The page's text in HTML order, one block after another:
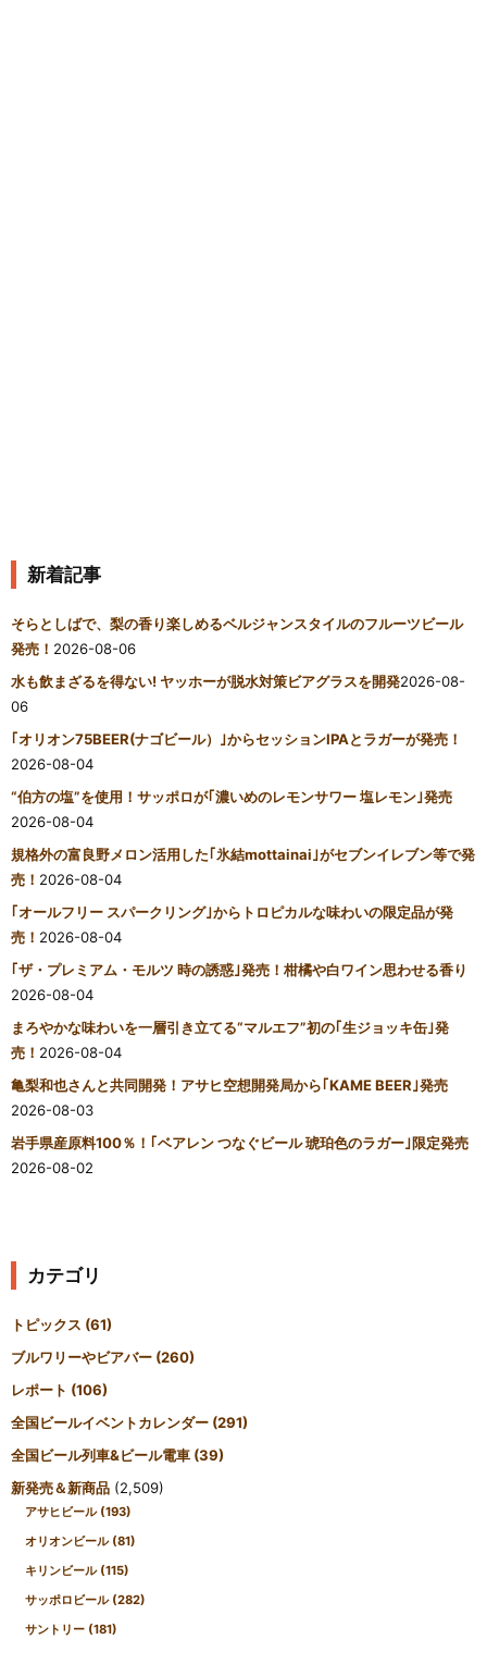
新着記事
そらとしばで、梨の香り楽しめるベルジャンスタイルのフルーツビール
発売！ 2026-08-06
水も飲まざるを得ない! ヤッホーが脱水対策ビアグラスを開発2026-08-
06
｢オリオン75BEER(ナゴビール）｣からセッションIPAとラガーが発売！
2026-08-04
“伯方の塩”を使用！サッポロが｢濃いめのレモンサワー 塩レモン｣発売
2026-08-04
規格外の富良野メロン活用した｢氷結mottainai｣がセブンイレブン等で発
売！ 2026-08-04
｢オールフリー スパークリング｣からトロピカルな味わいの限定品が発
売！ 2026-08-04
｢ザ・プレミアム・モルツ 時の誘惑｣発売！柑橘や白ワイン思わせる香り
2026-08-04
まろやかな味わいを一層引き立てる“マルエフ”初の｢生ジョッキ缶｣発
売！ 2026-08-04
亀梨和也さんと共同開発！アサヒ空想開発局から｢KAME BEER｣発売
2026-08-03
岩手県産原料100％！｢ベアレン つなぐビール 琥珀色のラガー｣限定発売
2026-08-02
カテゴリ
トピックス (61)
ブルワリーやビアバー (260)
レポート (106)
全国ビールイベントカレンダー (291)
全国ビール列車&ビール電車 (39)
新発売＆新商品 (2,509)
アサヒビール (193)
オリオンビール (81)
キリンビール (115)
サッポロビール (282)
サントリー (181)